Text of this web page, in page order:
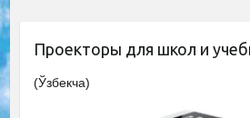
Проекторы для школ и
(Ўзбекча)